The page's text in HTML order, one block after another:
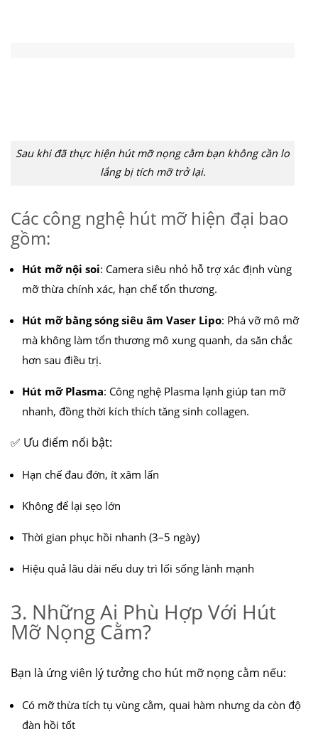
Sau khi đã thực hiện hút mỡ nọng cằm bạn không cần lo
lắng bị tích mỡ trở lại.
Các công nghệ hút mỡ hiện đại bao
gồm:
Hút mỡ nội soi: Camera siêu nhỏ hỗ trợ xác định vùng
mỡ thừa chính xác, hạn chế tổn thương.
Hút mỡ bằng sóng siêu âm Vaser Lipo: Phá vỡ mô mỡ
mà không làm tổn thương mô xung quanh, da săn chắc
hơn sau điều trị.
Hút mỡ Plasma: Công nghệ Plasma lạnh giúp tan mỡ
nhanh, đồng thời kích thích tăng sinh collagen.
✅ Ưu điểm nổi bật:
Hạn chế đau đớn, ít xâm lấn
Không để lại sẹo lớn
Thời gian phục hồi nhanh (3–5 ngày)
Hiệu quả lâu dài nếu duy trì lối sống lành mạnh
3. Những Ai Phù Hợp Với Hút
Mỡ Nọng Cằm?
Bạn là ứng viên lý tưởng cho hút mỡ nọng cằm nếu:
Có mỡ thừa tích tụ vùng cằm, quai hàm nhưng da còn độ
đàn hồi tốt